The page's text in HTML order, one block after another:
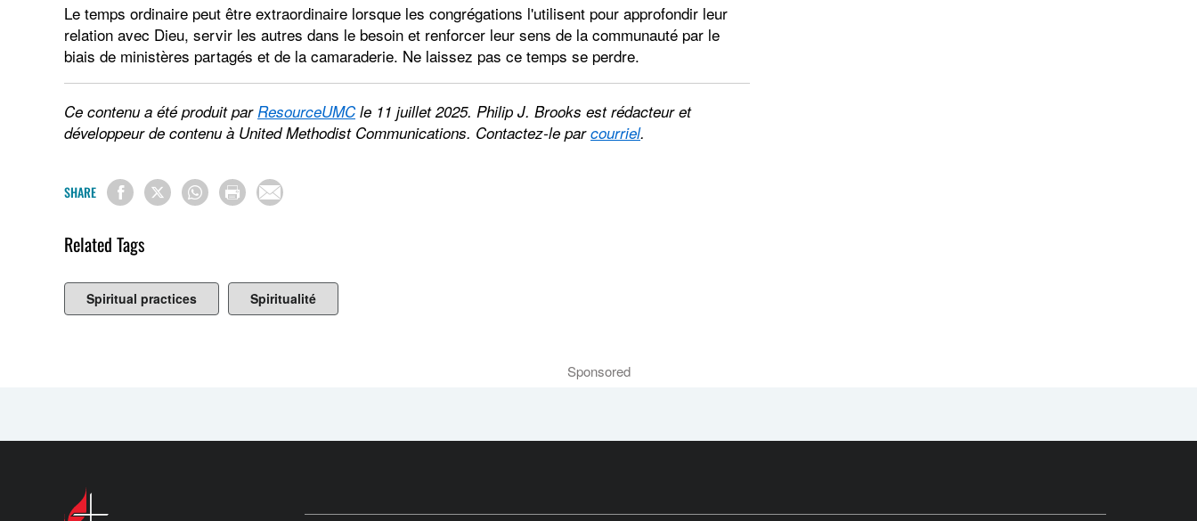
Le temps ordinaire peut être extraordinaire lorsque les congrégations l'utilisent pour approfondir leur
relation avec Dieu, servir les autres dans le besoin et renforcer leur sens de la communauté par le
biais de ministères partagés et de la camaraderie. Ne laissez pas ce temps se perdre.
Ce contenu a été produit par ResourceUMCle 11 juillet 2025. Philip J. Brooks est rédacteur et
développeur de contenu à United Methodist Communications. Contactez-le parcourriel.
SHARE
Related Tags
Spiritual practices Spiritualité
Sponsored